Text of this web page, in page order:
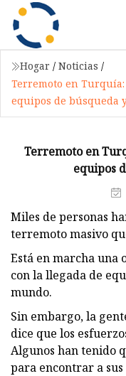
Hogar / Noticias /
Terremoto en Turquía:
equipos de búsqueda
Terremoto en
equipos
Miles de personas
terremoto masivo
Está en marcha una
con la llegada de
mundo.
Sin embargo, la
dice que los
Algunos han tenido
para encontrar a